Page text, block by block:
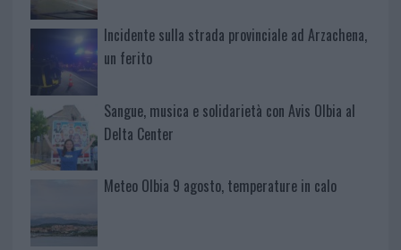
Incidente sulla strada provinciale ad Arzachena,
un ferito
Sangue, musica e solidarietà con Avis Olbia al
Delta Center
Meteo Olbia 9 agosto, temperature in calo